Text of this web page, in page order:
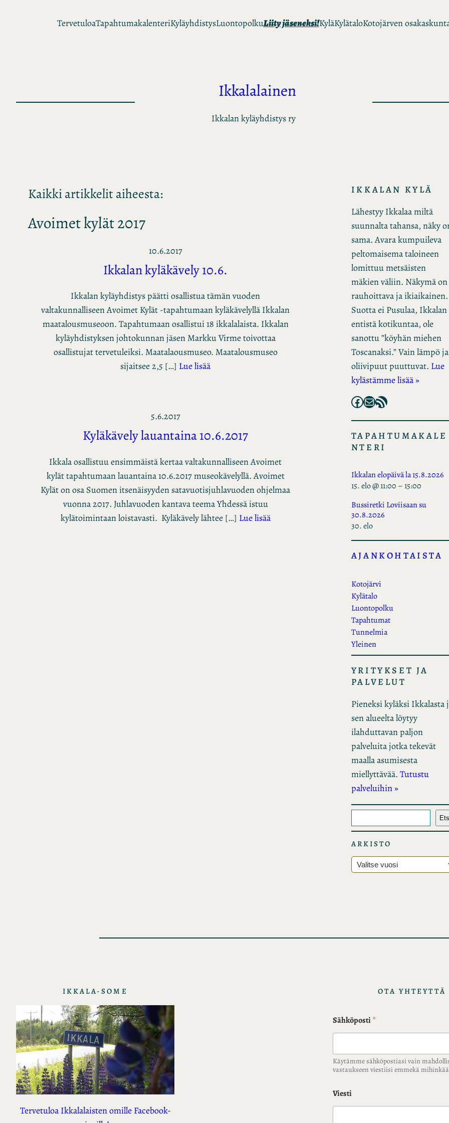
TervetuloaTapahtumakalenteriKyläyhdistysLuontopolkuLiity jäseneksi!KyläKylätaloKotojärven
Ikkalalainen
Ikkalan kyläyhdistys ry
Kaikki artikkelit aiheesta:
Avoimet kylät 2017
10.6.2017
Ikkalan kyläkävely 10.6.
Ikkalan kyläyhdistys päätti osallistua tämän vuoden
valtakunnalliseen Avoimet Kylät -tapahtumaan kyläkävelyllä Ikkalan
maatalousmuseoon. Tapahtumaan osallistui 18 ikkalalaista. Ikkalan
kyläyhdistyksen johtokunnan jäsen Markku Virme toivottaa
osallistujat tervetuleiksi. Maatalaousmuseo. Maatalousmuseo
sijaitsee 2,5 […] Lue lisää
5.6.2017
Kyläkävely lauantaina 10.6.2017
Ikkala osallistuu ensimmäistä kertaa valtakunnalliseen Avoimet
kylät tapahtumaan lauantaina 10.6.2017 museokävelyllä. Avoimet
Kylät on osa Suomen itsenäisyyden satavuotisjuhlavuoden ohjelmaa
vuonna 2017. Juhlavuoden kantava teema Yhdessä istuu
kylätoimintaan loistavasti. Kyläkävely lähtee […] Lue lisää
IKKALAN KYLÄ
Lähestyy Ikkalaa miltä
suunnalta tahansa, näky
sama. Avara kumpuileva
peltomaisema taloineen
lomittuu metsäisten
mäkien väliin. Näkymä on
rauhoittava ja ikiaikainen.
Suotta ei Pusulaa, Ikkalan
entistä kotikuntaa, ole
sanottu ”köyhän miehen
Toscanaksi.” Vain lämpö ja
oliivipuut puuttuvat. Lue
kylästämme lisää »
Facebook Mail RSS Feed
TAPAHTUMAKALE
NTERI
Ikkalan elopäivä la 15.8.2026
15. elo @ 11:00 –15:00
Bussiretki Loviisaan su
30.8.2026
30. elo
AJANKOHTAISTA
Kotojärvi
Kylätalo
Luontopolku
Tapahtumat
Tunnelmia
Yleinen
YRITYKSET JA
PALVELUT
Pieneksi kyläksi Ikkalasta
sen alueelta löytyy
ilahduttavan paljon
palveluita jotka tekevät
maalla asumisesta
miellyttävää. Tutustu
palveluihin »
t
s
i
ARKISTO
r
IKKALA-SOME
Tervetuloa Ikkalalaisten omille Facebook-
OTA YHTEYTTÄ
Sähköposti*
Käytämme sähköpostiasi vain
vastaukseen viestiisi emmekä
Viesti